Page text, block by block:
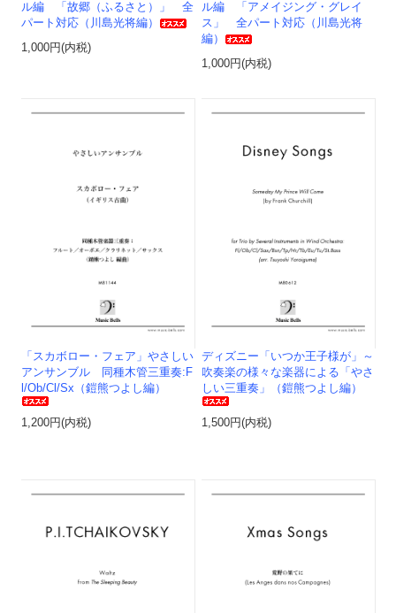
ル編 「故郷（ふるさと）」 全
パート対応（川島光将編）
1,000円(内税)
ル編 「アメイジング・グレイ
ス」 全パート対応（川島光将
編）
1,000円(内税)
「スカボロー・フェア」やさしい
アンサンブル 同種木管三重奏:F
l/Ob/Cl/Sx（鎧熊つよし編）
1,200円(内税)
ディズニー「いつか王子様が」～
吹奏楽の様々な楽器による「やさ
しい三重奏」（鎧熊つよし編）
1,500円(内税)